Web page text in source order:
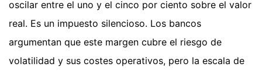
oscilar entre el uno y el cinco por ciento sobre el valor
real. Es un impuesto silencioso. Los bancos
argumentan que este margen cubre el riesgo de
volatilidad y sus costes operativos, pero la escala de